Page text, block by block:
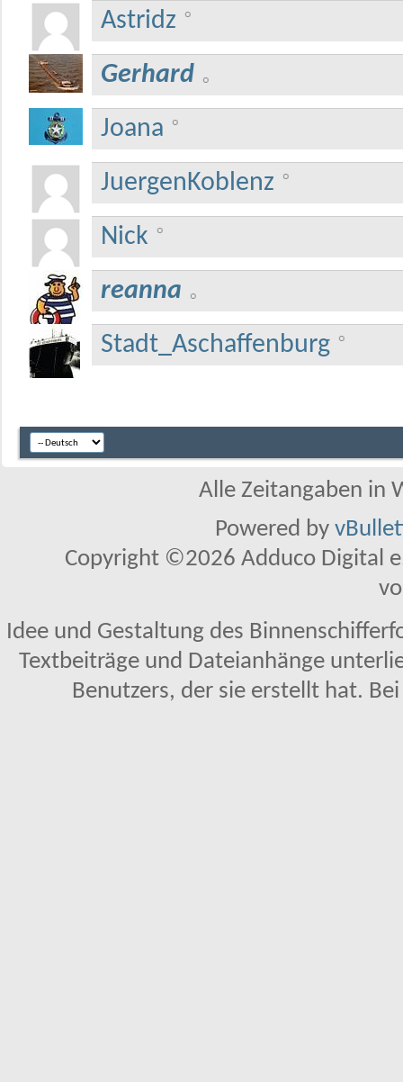
Astridz
Gerhard
Joana
JuergenKoblenz
Nick
reanna
Stadt_Aschaffenburg
Alle Zeitangaben in
Powered by
Copyright ©2026 Adduco Digital
Idee und Gestaltung des
Textbeiträge und Dateianhänge
Benutzers, der sie erstellt hat.